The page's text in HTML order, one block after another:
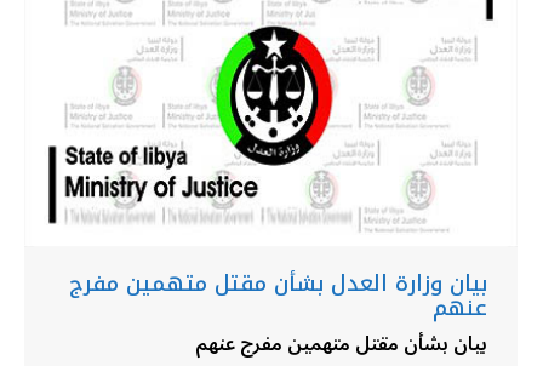
بيان وزارة العدل بشأن مقتل متهمين مفرج
عنهم
بيان بشأن مقتل متهمين مفرج عنهم